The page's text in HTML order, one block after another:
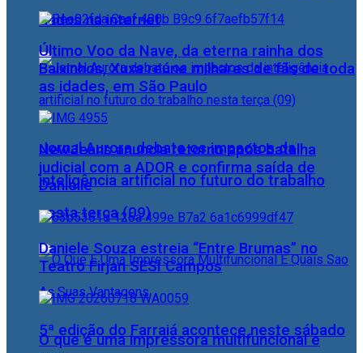
dados na internet
Jornal Aurora debate os impactos da
inteligência artificial no futuro do trabalho
nesta terça (09)
O que é uma impressora multifuncional e
Último Voo da Nave, da eterna rainha dos
Baixinhos, Xuxa reúne milhares de fãs de toda
as idades, em São Paulo
NewJeans anuncia retorno após batalha
judicial com a ADOR e confirma saída de
Danielle
Daniele Souza estreia “Entre Brumas” no
Teatro Firjan SESI Campos
5ª edição do Farraiá acontece neste sábado